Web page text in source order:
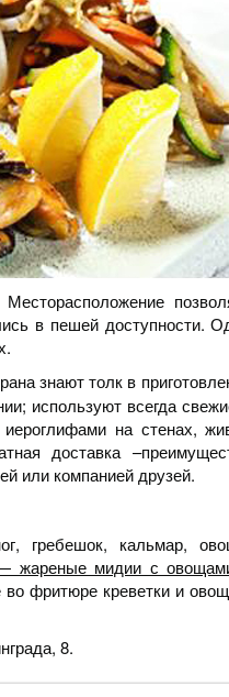
в пешей доступности.
знают толк в
используют всегда
на стенах,
доставка
или компанией друзей.
гребешок, кальмар,
жареные мидии с
фритюре креветки и
8.